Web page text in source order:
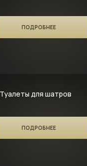
ПОДРОБНЕЕ
Туалеты для шатров
ПОДРОБНЕЕ